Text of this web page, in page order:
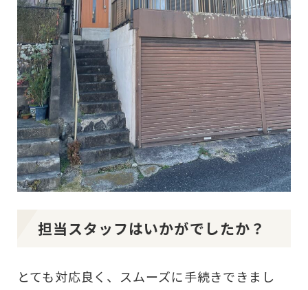
担当スタッフはいかがでしたか？
とても対応良く、スムーズに手続きできまし